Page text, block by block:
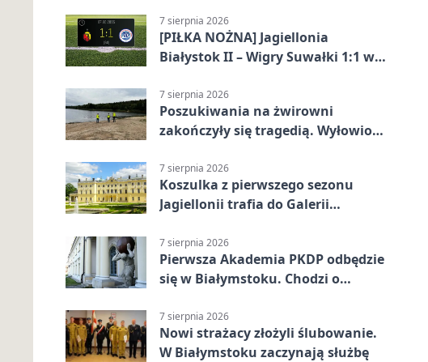
7 sierpnia 2026
[PIŁKA NOŻNA] Jagiellonia
Białystok II – Wigry Suwałki 1:1 w
7 sierpnia 2026
Poszukiwania na żwirowni
zakończyły się tragedią. Wyłowiono
7 sierpnia 2026
Koszulka z pierwszego sezonu
Jagiellonii trafia do Galerii
7 sierpnia 2026
Pierwsza Akademia PKDP odbędzie
się w Białymstoku. Chodzi o
7 sierpnia 2026
Nowi strażacy złożyli ślubowanie.
W Białymstoku zaczynają służbę